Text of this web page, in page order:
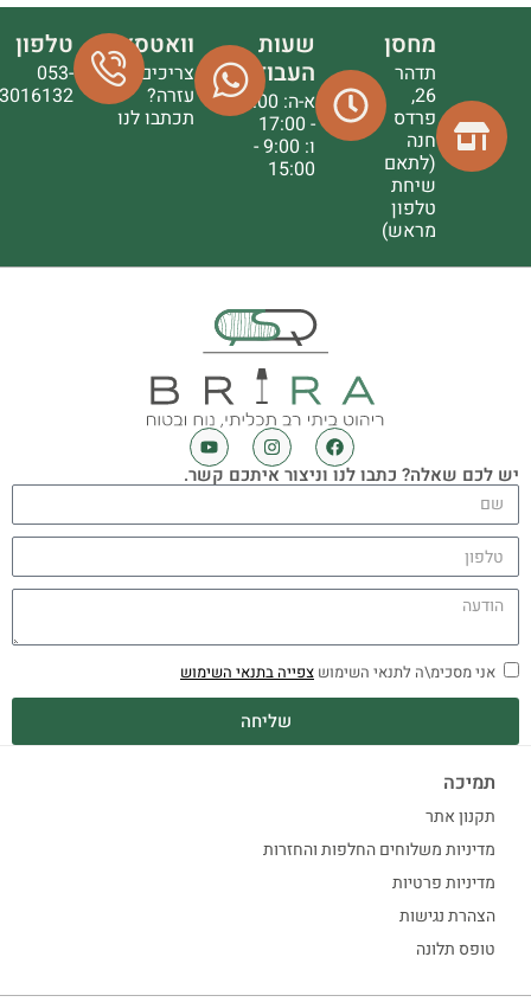
מחסן
תדהר
26,
פרדס
חנה
(לתאם
שיחת
טלפון
מראש)
שעות
העבודה
א-ה: 9:00
- 17:00
ו: 9:00 -
15:00
וואטסאפ
צריכים
עזרה?
תכתבו לנו
טלפון
053-
3016132
יש לכם שאלה? כתבו לנו וניצור איתכם קשר.
אני מסכימ\ה לתנאי השימוש צפייה בתנאי השימוש
שליחה
תמיכה
תקנון אתר
מדיניות משלוחים החלפות והחזרות
מדיניות פרטיות
הצהרת נגישות
טופס תלונה